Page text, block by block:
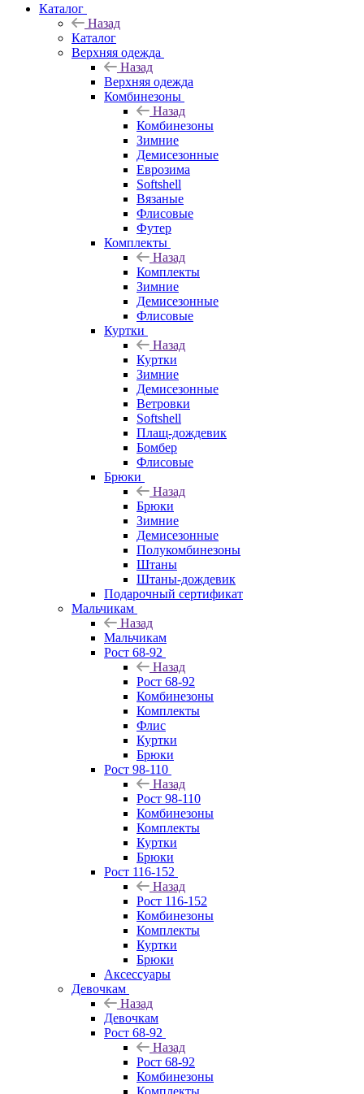
Каталог
Назад
Каталог
Верхняя одежда
Назад
Верхняя одежда
Комбинезоны
Назад
Комбинезоны
Зимние
Демисезонные
Еврозима
Softshell
Вязаные
Флисовые
Футер
Комплекты
Назад
Комплекты
Зимние
Демисезонные
Флисовые
Куртки
Назад
Куртки
Зимние
Демисезонные
Ветровки
Softshell
Плащ-дождевик
Бомбер
Флисовые
Брюки
Назад
Брюки
Зимние
Демисезонные
Полукомбинезоны
Штаны
Штаны-дождевик
Подарочный сертификат
Мальчикам
Назад
Мальчикам
Рост 68-92
Назад
Рост 68-92
Комбинезоны
Комплекты
Флис
Куртки
Брюки
Рост 98-110
Назад
Рост 98-110
Комбинезоны
Комплекты
Куртки
Брюки
Рост 116-152
Назад
Рост 116-152
Комбинезоны
Комплекты
Куртки
Брюки
Аксессуары
Девочкам
Назад
Девочкам
Рост 68-92
Назад
Рост 68-92
Комбинезоны
Комплекты